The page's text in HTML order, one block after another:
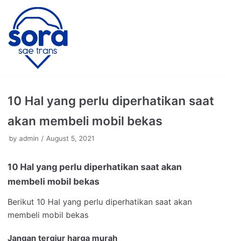
Skip
to
content
10 Hal yang perlu diperhatikan saat
akan membeli mobil bekas
by admin August 5, 2021
10 Hal yang perlu diperhatikan saat akan
membeli mobil bekas
Berikut 10 Hal yang perlu diperhatikan saat akan
membeli mobil bekas
Jangan tergiur harga murah